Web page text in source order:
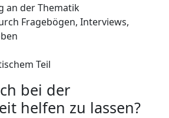
an der Thematik
Fragebögen, Interviews,
Teil
bei der
helfen zu lassen?